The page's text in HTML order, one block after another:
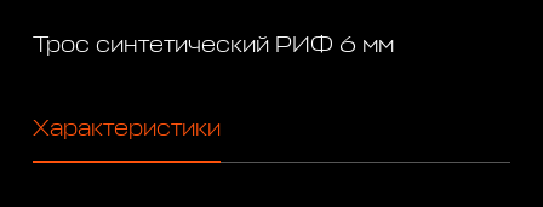
Трос синтетический РИФ 6 мм
Характеристики